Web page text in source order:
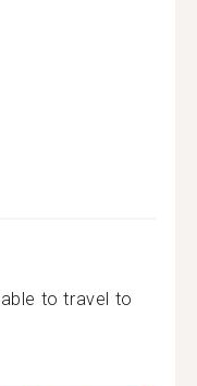
to travel to